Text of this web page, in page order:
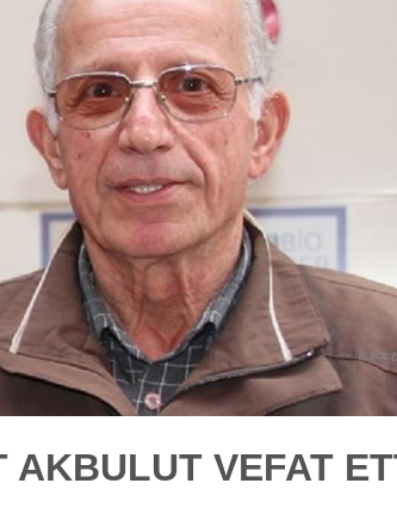
AKBULUT VEFAT